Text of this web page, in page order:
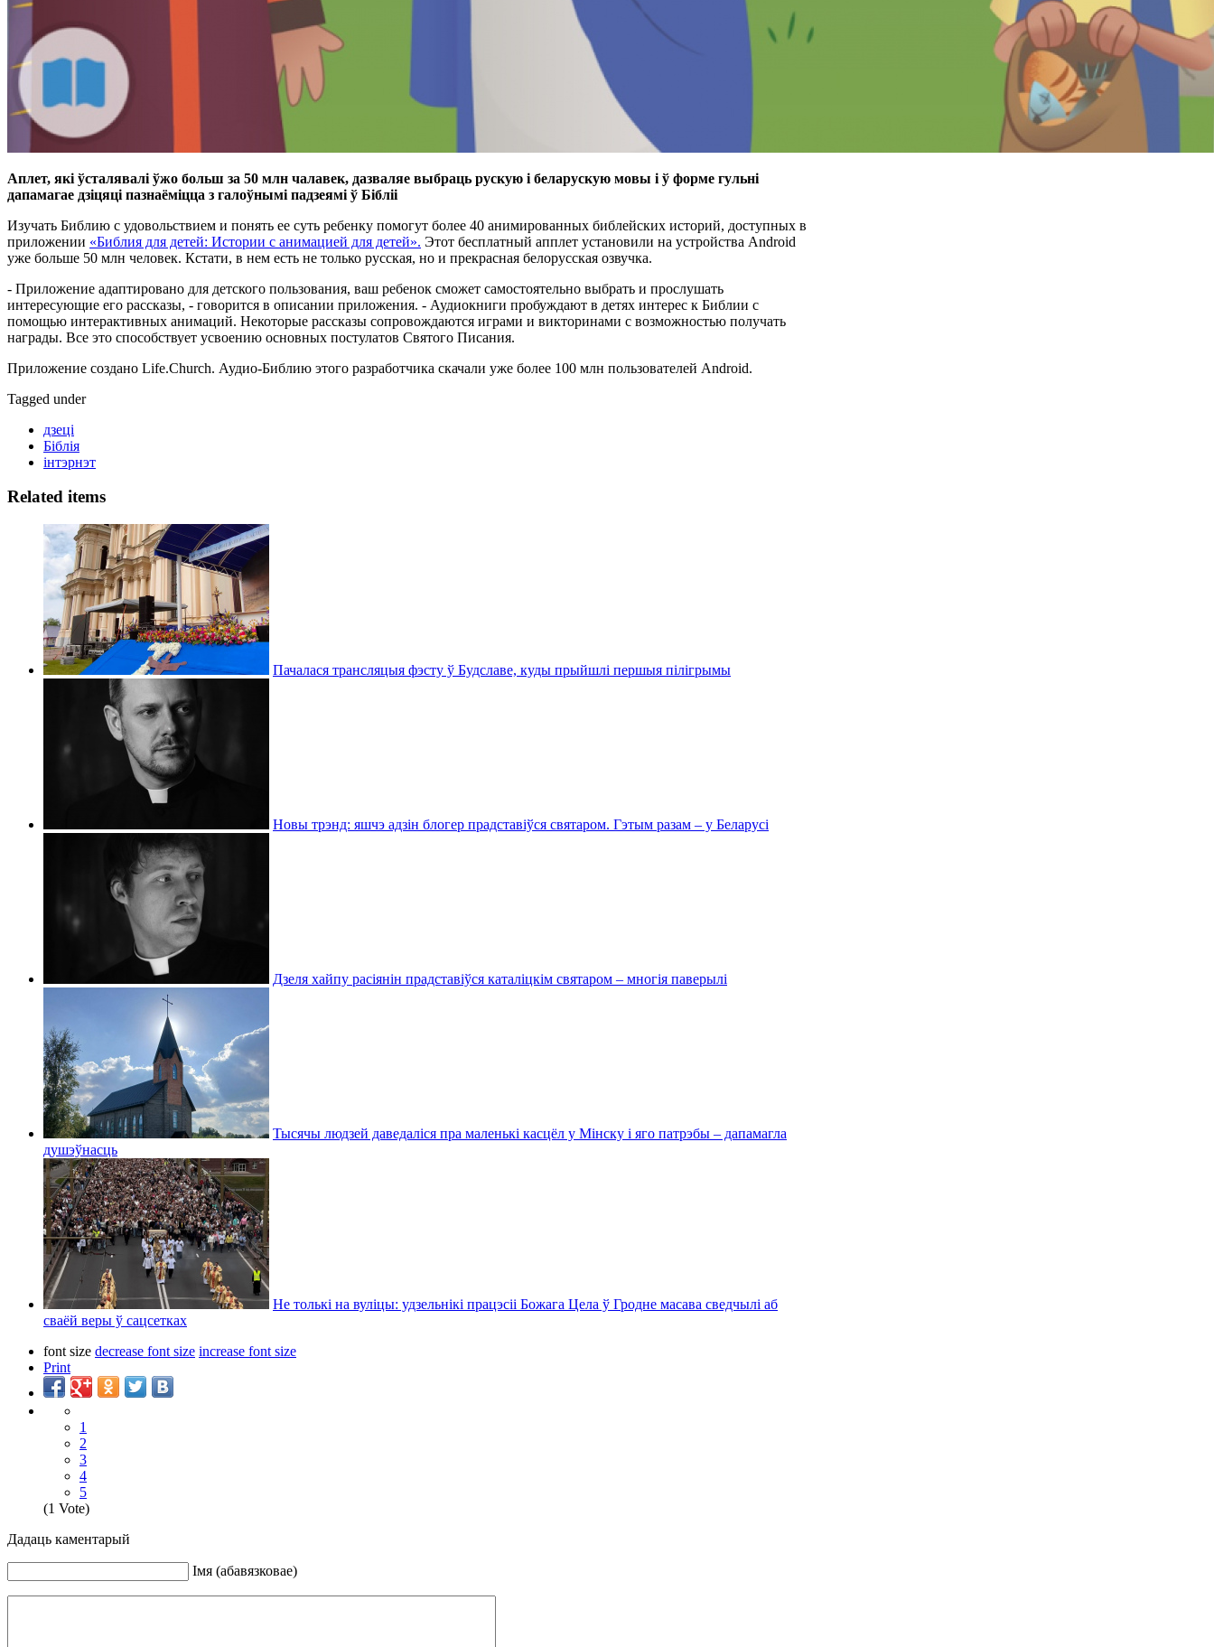
Аплет, які ўсталявалі ўжо больш за 50 млн чалавек, дазваляе выбраць рускую і беларускую мовы і ў форме гульні
дапамагае дзіцяці пазнаёміцца з галоўнымі падзеямі ў Бібліі
Изучать Библию с удовольствием и понять ее суть ребенку помогут более 40 анимированных библейских историй, доступных в
приложении «Библия для детей: Истории с анимацией для детей». Этот бесплатный апплет установили на устройства Android
уже больше 50 млн человек. Кстати, в нем есть не только русская, но и прекрасная белорусская озвучка.
- Приложение адаптировано для детского пользования, ваш ребенок сможет самостоятельно выбрать и прослушать
интересующие его рассказы, - говорится в описании приложения. - Аудиокниги пробуждают в детях интерес к Библии с
помощью интерактивных анимаций. Некоторые рассказы сопровождаются играми и викторинами с возможностью получать
награды. Все это способствует усвоению основных постулатов Святого Писания.
Приложение создано Life.Church. Аудио-Библию этого разработчика скачали уже более 100 млн пользователей Android.
Tagged under
дзеці
Біблія
інтэрнэт
Related items
Пачалася трансляцыя фэсту ў Будславе, куды прыйшлі першыя пілігрымы
Новы трэнд: яшчэ адзін блогер прадставіўся святаром. Гэтым разам – у Беларусі
Дзеля хайпу расіянін прадставіўся каталіцкім святаром – многія паверылі
Тысячы людзей даведаліся пра маленькі касцёл у Мінску і яго патрэбы – дапамагла
душэўнасць
Не толькі на вуліцы: удзельнікі працэсіі Божага Цела ў Гродне масава сведчылі аб
сваёй веры ў сацсетках
font size decrease font size increase font size
Print
1
2
3
4
5
(1 Vote)
Дадаць каментарый
Iмя (абавязковае)